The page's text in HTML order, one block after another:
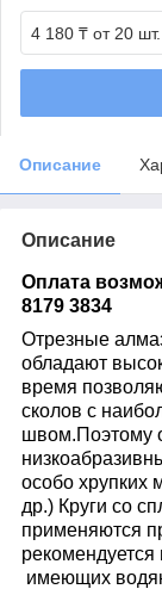
4 180 ₸ от 20 шт.
Описание
Описание
Оплата
8179 3834
Отрезные
обладают
время
сколов с
швом.Поэтому
особо хрупких
др.) Круги со
применяются
рекомендуется
имеющих